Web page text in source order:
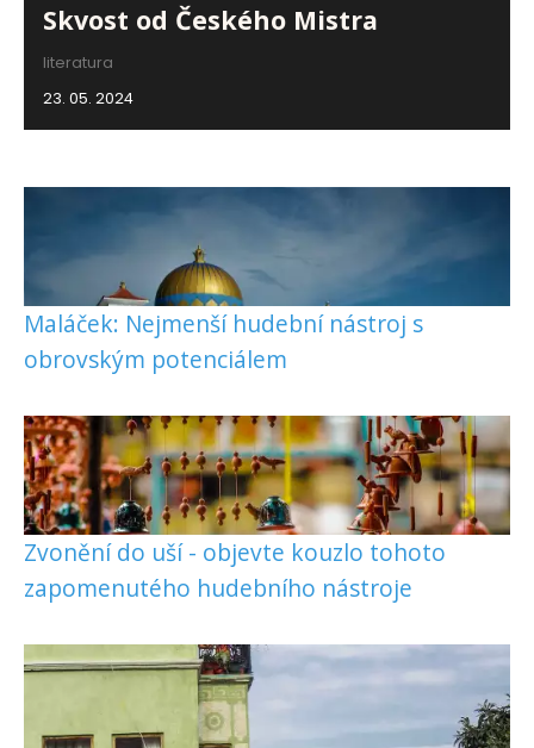
Skvost od Českého Mistra
literatura
23. 05. 2024
Maláček: Nejmenší hudební nástroj s
obrovským potenciálem
Zvonění do uší - objevte kouzlo tohoto
zapomenutého hudebního nástroje